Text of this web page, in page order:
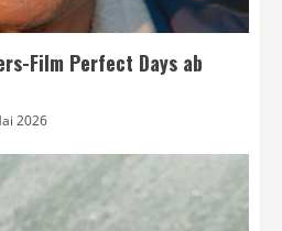
Film Perfect Days ab
2026